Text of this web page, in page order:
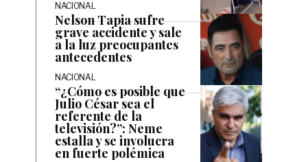
NACIONAL
Nelson Tapia sufre
grave accidente y sale
a la luz preocupantes
antecedentes
NACIONAL
“¿Cómo es posible que
Julio César sea el
referente de la
televisión?”: Neme
estalla y se involucra
en fuerte polémica